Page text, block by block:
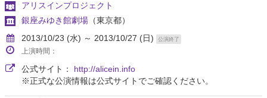
アリスインプロジェクト
銀座みゆき館劇場 （東京都）
2013/10/23 (水) ～ 2013/10/27 (日)
公演終了
上演時間：
公式サイト： http://alicein.info
※正式な公演情報は公式サイトでご確認ください。